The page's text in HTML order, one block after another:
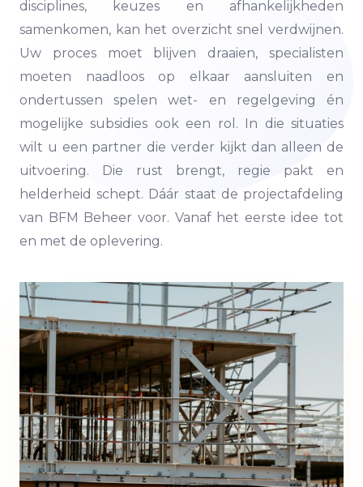
disciplines, keuzes en afhankelijkheden
samenkomen, kan het overzicht snel verdwijnen.
Uw proces moet blijven draaien, specialisten
moeten naadloos op elkaar aansluiten en
ondertussen spelen wet- en regelgeving én
mogelijke subsidies ook een rol. In die situaties
wilt u een partner die verder kijkt dan alleen de
uitvoering. Die rust brengt, regie pakt en
helderheid schept. Dáár staat de projectafdeling
van BFM Beheer voor. Vanaf het eerste idee tot
en met de oplevering.